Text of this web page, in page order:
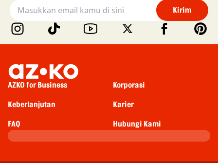
Kirim
AZKO for Business Korporasi
Keberlanjutan Karier
FAQ Hubungi Kami